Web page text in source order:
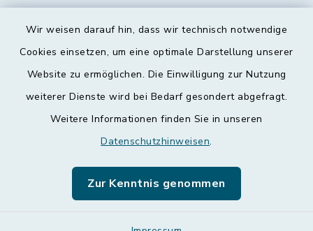
Wir weisen darauf hin, dass wir technisch notwendige
Cookies einsetzen, um eine optimale Darstellung unserer
Website zu ermöglichen. Die Einwilligung zur Nutzung
weiterer Dienste wird bei Bedarf gesondert abgefragt.
Weitere Informationen finden Sie in unseren
Datenschutzhinweisen.
Zur Kenntnis genommen
Kontakt
Datenschutz
Leichte Sprache